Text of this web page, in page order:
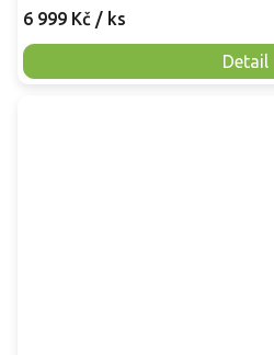
6 999 Kč / ks
Detail